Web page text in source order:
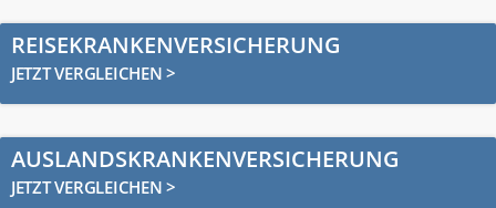
REISEKRANKENVERSICHERUNG
JETZT VERGLEICHEN >
AUSLANDSKRANKENVERSICHERUNG
JETZT VERGLEICHEN >